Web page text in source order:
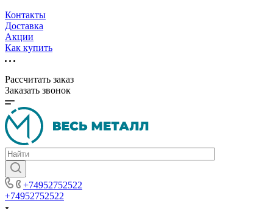
Контакты
Доставка
Акции
Как купить
Рассчитать заказ
Заказать звонок
+74952752522
+74952752522